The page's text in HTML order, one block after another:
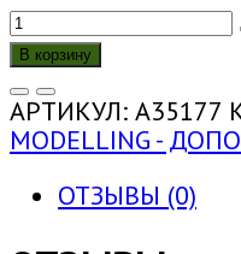
КОЛИЧЕСТВО
ТОВАРА
A35177
1:35
КОМПЛЕКТ
КОЛЕС
ДЛЯ
ЛИХАЧЁВСКИЙ-
В корзину
АРТИКУЛ: A35177
MODELLING -
ОТЗЫВЫ (0)